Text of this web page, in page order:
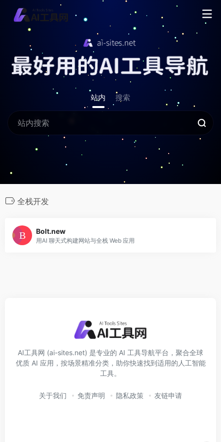
站内 搜索
全栈开发
Bolt.new
用AI 聊天式构建网站与全栈 Web 应用
AI工具网 (ai-sites.net) 是专业的 AI 工具导航平台，聚合全球
优质 AI 应用，按场景精准分类，助你快速找到适用的人工智能
工具。
关于我们 免责声明 隐私政策 友链申请